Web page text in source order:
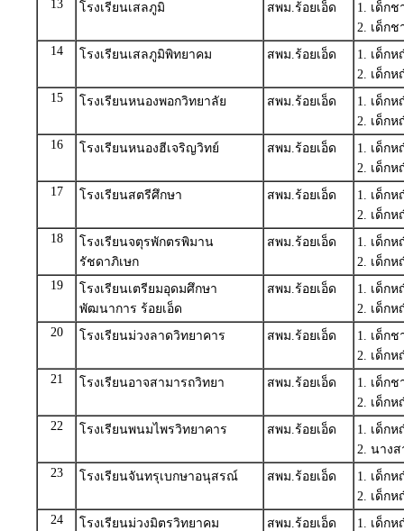
13
โรงเรียนเสลภูมิ สพม.ร้อยเอ็ด
1. เด็ก
2. เด็ก
14
โรงเรียนเสลภูมิพิทยาคม สพม.ร้อยเอ็ด
1. เด็ก
2. เด็ก
15
โรงเรียนหนองพอกวิทยาลัย สพม.ร้อยเอ็ด
1. เด็ก
2. เด็ก
16
โรงเรียนหนองฮีเจริญวิทย์ สพม.ร้อยเอ็ด
1. เด็ก
2. เด็ก
17
โรงเรียนสตรีศึกษา สพม.ร้อยเอ็ด
1. เด็ก
2. เด็ก
18
โรงเรียนจตุรพักตรพิมาน
รัชดาภิเษก
สพม.ร้อยเอ็ด
1. เด็ก
2. เด็ก
19
โรงเรียนเตรียมอุดมศึกษา
พัฒนาการ ร้อยเอ็ด
สพม.ร้อยเอ็ด
1. เด็ก
2. เด็ก
20
โรงเรียนม่วงลาดวิทยาคาร สพม.ร้อยเอ็ด
1. เด็ก
2. เด็ก
21
โรงเรียนอาจสามารถวิทยา สพม.ร้อยเอ็ด
1. เด็ก
2. เด็ก
22
โรงเรียนพนมไพรวิทยาคาร สพม.ร้อยเอ็ด
1. เด็ก
2. นาง
23
โรงเรียนจันทรุเบกษาอนุสรณ์ สพม.ร้อยเอ็ด
1. เด็ก
2. เด็ก
24
โรงเรียนม่วงมิตรวิทยาคม สพม.ร้อยเอ็ด
1. เด็ก